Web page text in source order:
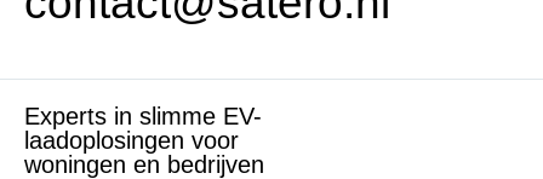
Experts in slimme EV-
laadoplosingen voor
woningen en bedrijven